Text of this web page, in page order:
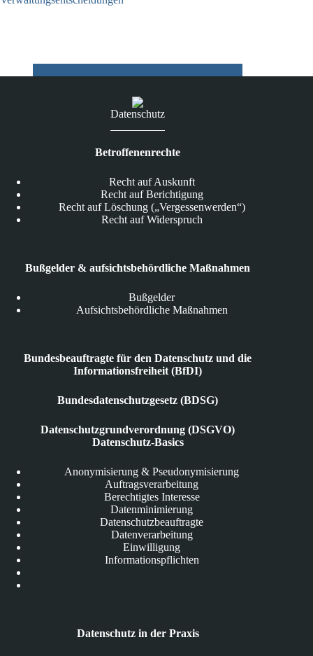
Datenschutz
Betroffenenrechte
Recht auf Auskunft
Recht auf Berichtigung
Recht auf Löschung („Vergessenwerden“)
Recht auf Widerspruch
Bußgelder & aufsichtsbehördliche Maßnahmen
Bußgelder
Aufsichtsbehördliche Maßnahmen
Bundesbeauftragte für den Datenschutz und die
Informationsfreiheit (BfDI)
Bundesdatenschutzgesetz (BDSG)
Datenschutzgrundverordnung (DSGVO)
Datenschutz-Basics
Anonymisierung & Pseudonymisierung
Auftragsverarbeitung
Berechtigtes Interesse
Datenminimierung
Datenschutzbeauftragte
Datenverarbeitung
Einwilligung
Informationspflichten
Datenschutz in der Praxis